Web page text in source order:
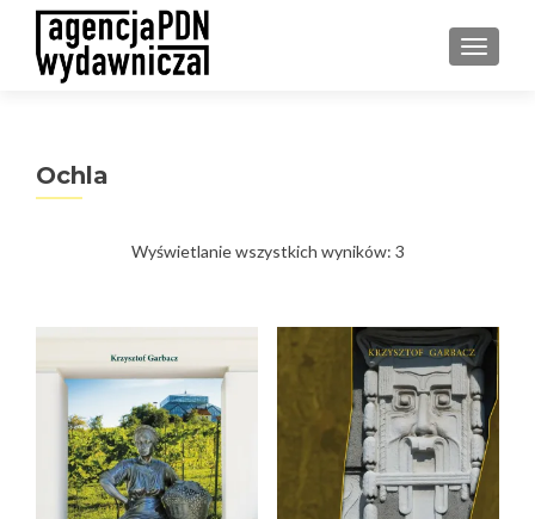
Ochla
Wyświetlanie wszystkich wyników: 3Posortowane
najnowszych